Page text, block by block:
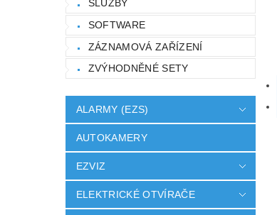
SLUŽBY
SOFTWARE
ZÁZNAMOVÁ ZAŘÍZENÍ
ZVÝHODNĚNÉ SETY
ALARMY (EZS)
AUTOKAMERY
EZVIZ
ELEKTRICKÉ OTVÍRAČE